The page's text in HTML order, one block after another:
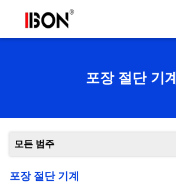
포장 절단 기계
모든 범주
포장 절단 기계